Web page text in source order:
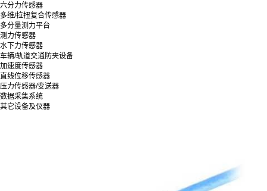
六分力传感器
多维/拉扭复合传感器
多分量测力平台
测力传感器
水下力传感器
车辆/轨道交通防夹设备
加速度传感器
直线位移传感器
压力传感器/变送器
数据采集系统
其它设备及仪器